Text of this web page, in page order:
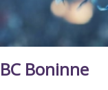
BC Boninne